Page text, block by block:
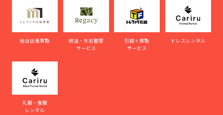
総合出張買取
終活・生前整理
サービス
引越＋買取
サービス
ドレスレンタル
礼服・喪服
レンタル